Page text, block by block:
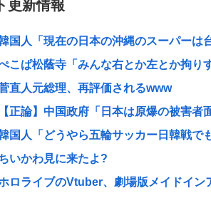
更新情報
国人「現在の日本の沖縄のスーパーは
こぱ松蔭寺「みんな右とか左とか拘り
直人元総理、再評価されるwww
【正論】中国政府「日本は原爆の被害者
国人「どうやら五輪サッカー日韓戦で
いかわ見に来たよ?
ロライブのVtuber、劇場版メイドイン